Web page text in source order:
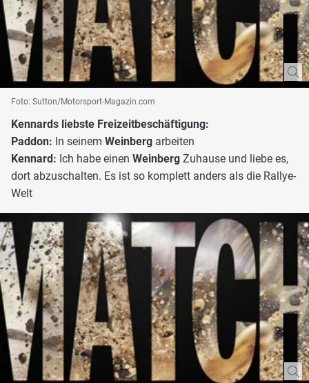
Foto: Sutton/Motorsport-Magazin.com
Kennards liebste Freizeitbeschäftigung:
Paddon: In seinem Weinberg arbeiten
Kennard: Ich habe einen Weinberg Zuhause und liebe es,
dort abzuschalten. Es ist so komplett anders als die Rallye-
Welt